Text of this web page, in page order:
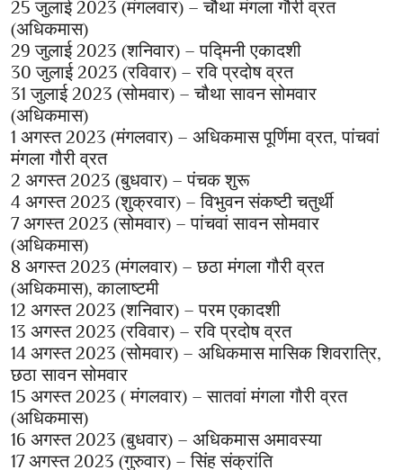
25 जुलाई 2023 (मंगलवार) – चौथा मंगला गौरी व्रत
(अधिकमास)
29 जुलाई 2023 (शनिवार) – पद्मिनी एकादशी
30 जुलाई 2023 (रविवार) – रवि प्रदोष व्रत
31 जुलाई 2023 (सोमवार) – चौथा सावन सोमवार
(अधिकमास)
1 अगस्त 2023 (मंगलवार) – अधिकमास पूर्णिमा व्रत, पांचवां
मंगला गौरी व्रत
2 अगस्त 2023 (बुधवार) – पंचक शुरू
4 अगस्त 2023 (शुक्रवार) – विभुवन संकष्टी चतुर्थी
7 अगस्त 2023 (सोमवार) – पांचवां सावन सोमवार
(अधिकमास)
8 अगस्त 2023 (मंगलवार) – छठा मंगला गौरी व्रत
(अधिकमास), कालाष्टमी
12 अगस्त 2023 (शनिवार) – परम एकादशी
13 अगस्त 2023 (रविवार) – रवि प्रदोष व्रत
14 अगस्त 2023 (सोमवार) – अधिकमास मासिक शिवरात्रि,
छठा सावन सोमवार
15 अगस्त 2023 ( मंगलवार) – सातवां मंगला गौरी व्रत
(अधिकमास)
16 अगस्त 2023 (बुधवार) – अधिकमास अमावस्या
17 अगस्त 2023 (गुरुवार) – सिंह संक्रांति